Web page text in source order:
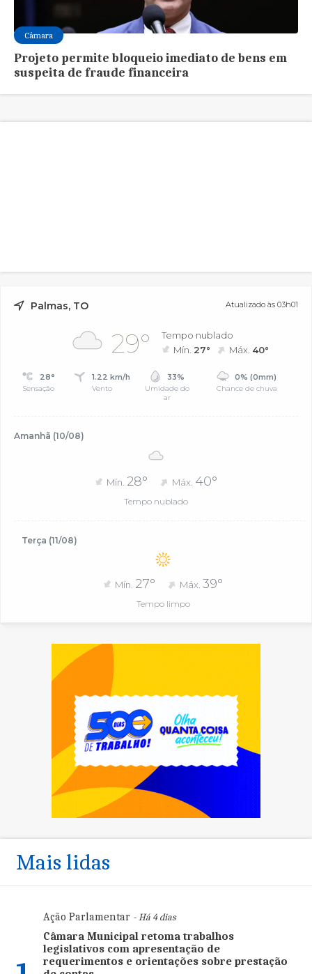
Câmara
Projeto permite bloqueio imediato de bens em
suspeita de fraude financeira
Palmas, TO Atualizado às 03h01
29°
Tempo nublado
Mín. 27° Máx. 40°
28°
Sensação
1.22 km/h
Vento
33%
Umidade do
ar
0% (0mm)
Chance de chuva
Amanhã (10/08)
Mín. 28° Máx. 40°
Tempo nublado
Terça (11/08)
Mín. 27° Máx.39°
Tempo limpo
Mais lidas
Ação Parlamentar - Há 4 dias
Câmara Municipal retoma trabalhos
legislativos com apresentação de
requerimentos e orientações sobre prestação